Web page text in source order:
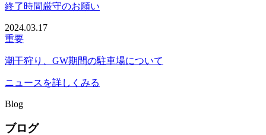
終了時間厳守のお願い
2024.03.17
重要
潮干狩り、GW期間の駐車場について
ニュースを詳しくみる
Blog
ブログ